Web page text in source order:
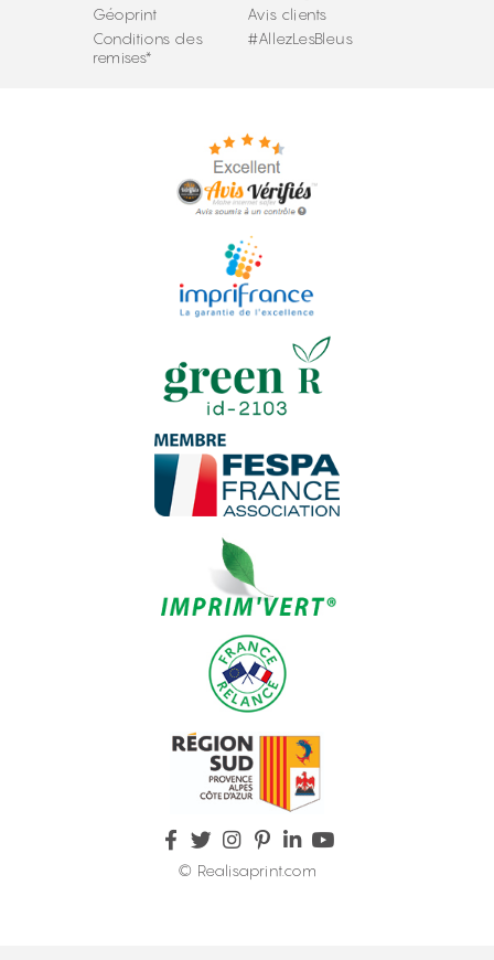
Géoprint
Conditions des
remises*
Avis clients
#AllezLesBleus
© Realisaprint.com